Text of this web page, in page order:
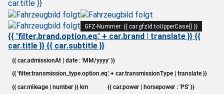
GFZ-Nummer: {{ car.gfzId.toUpperCase() }}
{{ 'filter.brand.option.eq.' + car.brand | translate }} {{
car.title }} {{ car.subtitle }}
{{ car.admissionAt | date : 'MM/yyyy' }}
{{ 'filter.transmission_type.option.eq.' + car.transmissionType | translate }}
{{ car.mileage | number }} km
{{ car.power | horsepower : 'PS' }}